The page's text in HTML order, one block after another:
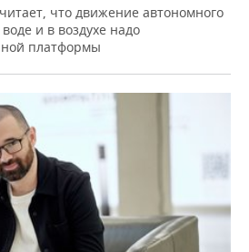
что движение автономного
и в воздухе надо
платформы